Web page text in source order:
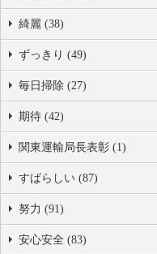
綺麗 (38)
ずっきり (49)
毎日掃除 (27)
期待 (42)
関東運輸局長表彰 (1)
すばらしい (87)
努力 (91)
安心安全 (83)